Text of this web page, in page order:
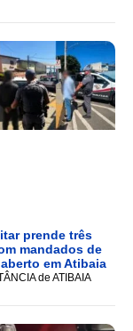
prende três
mandados de
em Atibaia
de ATIBAIA